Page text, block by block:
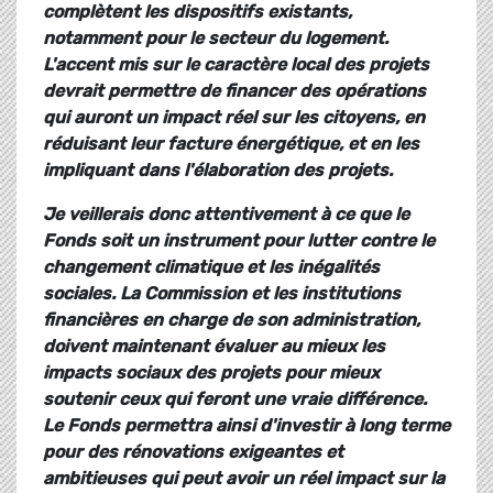
complètent les dispositifs existants,
notamment pour le secteur du logement.
L'accent mis sur le caractère local des projets
devrait permettre de financer des opérations
qui auront un impact réel sur les citoyens, en
réduisant leur facture énergétique, et en les
impliquant dans l'élaboration des projets.
Je veillerais donc attentivement à ce que le
Fonds soit un instrument pour lutter contre le
changement climatique et les inégalités
sociales. La Commission et les institutions
financières en charge de son administration,
doivent maintenant évaluer au mieux les
impacts sociaux des projets pour mieux
soutenir ceux qui feront une vraie différence.
Le Fonds permettra ainsi d'investir à long terme
pour des rénovations exigeantes et
ambitieuses qui peut avoir un réel impact sur la